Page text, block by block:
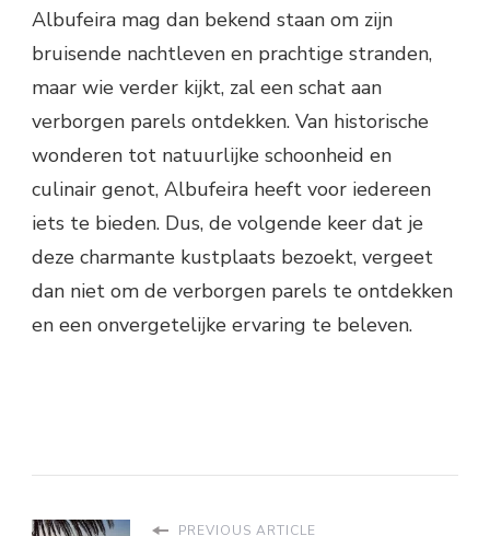
Albufeira mag dan bekend staan om zijn
bruisende nachtleven en prachtige stranden,
maar wie verder kijkt, zal een schat aan
verborgen parels ontdekken. Van historische
wonderen tot natuurlijke schoonheid en
culinair genot, Albufeira heeft voor iedereen
iets te bieden. Dus, de volgende keer dat je
deze charmante kustplaats bezoekt, vergeet
dan niet om de verborgen parels te ontdekken
en een onvergetelijke ervaring te beleven.
PREVIOUS ARTICLE